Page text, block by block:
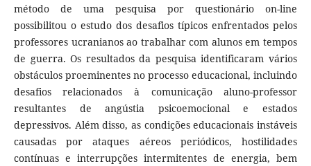
método de uma pesquisa por questionário on-line
possibilitou o estudo dos desafios típicos enfrentados pelos
professores ucranianos ao trabalhar com alunos em tempos
de guerra. Os resultados da pesquisa identificaram vários
obstáculos proeminentes no processo educacional, incluindo
desafios relacionados à comunicação aluno-professor
resultantes de angústia psicoemocional e estados
depressivos. Além disso, as condições educacionais instáveis
causadas por ataques aéreos periódicos, hostilidades
contínuas e interrupções intermitentes de energia, bem